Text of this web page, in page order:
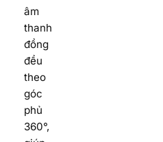
âm
thanh
đồng
đều
theo
góc
phủ
360°,